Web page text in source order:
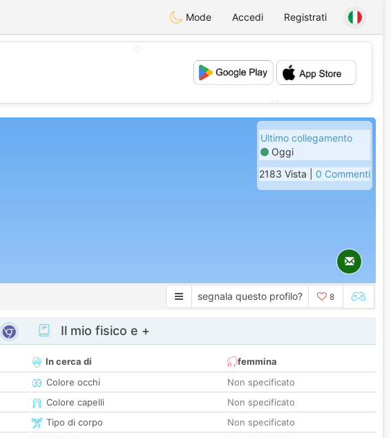
Mode Accedi Registrati
Ultimo collegamento
Oggi
2183 Vista | 0 Commenti
segnala questo profilo? 8
Il mio fisico e +
In cerca di
femmina
Colore occhi
Non specificato
Colore capelli
Non specificato
Tipo di corpo
Non specificato